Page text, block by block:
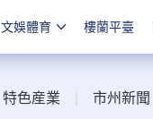
文娛體育 樓蘭平臺
特色産業 市州新聞